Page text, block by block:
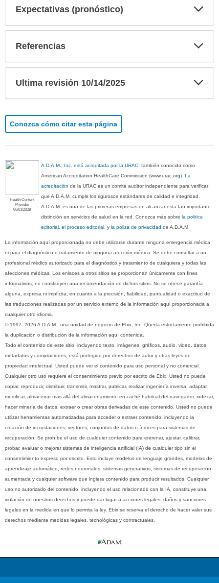
Expectativas (pronóstico)
Referencias
Ultima revisión 10/14/2025
Conozca cómo citar esta página
Health Content
Provider
06/01/2028
A.D.A.M., Inc. está acreditada por la URAC, también conocido como
American Accreditation HealthCare Commission (www.urac.org). La
acreditación de la URAC es un comité auditor independiente para verificar
que A.D.A.M. cumple los rigurosos estándares de calidad e integridad.
A.D.A.M. es una de las primeras empresas en alcanzar esta tan importante
distinción en servicios de salud en la red. Conozca más sobre la politica
editorial, el proceso editorial , y la poliza de privacidad de A.D.A.M.
La información aquí proporcionada no debe utilizarse durante ninguna emergencia médica
ni para el diagnóstico o tratamiento de ninguna afección médica. Se debe consultar a un
profesional médico autorizado para el diagnóstico y tratamiento de cualquiera y todas las
afecciones médicas. Los enlaces a otros sitios se proporcionan únicamente con fines
informativos; no constituyen una recomendación de dichos sitios. No se ofrece garantía
alguna, expresa ni implícita, en cuanto a la precisión, fiabilidad, puntualidad o exactitud de
las traducciones realizadas por un servicio externo de la información aquí proporcionada a
cualquier otro idioma.
© 1997- 2026 A.D.A.M., una unidad de negocio de Ebix, Inc. Queda estrictamente prohibida
la duplicación o distribución de la información aquí contenida.
Todo el contenido de este sitio, incluyendo texto, imágenes, gráficos, audio, video, datos,
metadatos y compilaciones, está protegido por derechos de autor y otras leyes de
propiedad intelectual. Usted puede ver el contenido para uso personal y no comercial.
Cualquier otro uso requiere el consentimiento previo por escrito de Ebix. Usted no puede
copiar, reproducir, distribuir, transmitir, mostrar, publicar, realizar ingeniería inversa, adaptar,
modificar, almacenar más allá del almacenamiento en caché habitual del navegador, indexar,
hacer minería de datos, extraer o crear obras derivadas de este contenido. Usted no puede
utilizar herramientas automatizadas para acceder o extraer contenido, incluyendo la
creación de incrustaciones, vectores, conjuntos de datos o índices para sistemas de
recuperación. Se prohíbe el uso de cualquier contenido para entrenar, ajustar, calibrar,
probar, evaluar o mejorar sistemas de inteligencia artificial (IA) de cualquier tipo sin el
consentimiento expreso por escrito. Esto incluye modelos de lenguaje grandes, modelos de
aprendizaje automático, redes neuronales, sistemas generativos, sistemas de recuperación
aumentada y cualquier software que ingiera contenido para producir resultados. Cualquier
uso no autorizado del contenido, incluyendo el uso relacionado con la IA, constituye una
violación de nuestros derechos y puede dar lugar a acciones legales, daños y sanciones
legales en la medida en que lo permita la ley. Ebix se reserva el derecho de hacer valer sus
derechos mediante medidas legales, tecnológicas y contractuales.